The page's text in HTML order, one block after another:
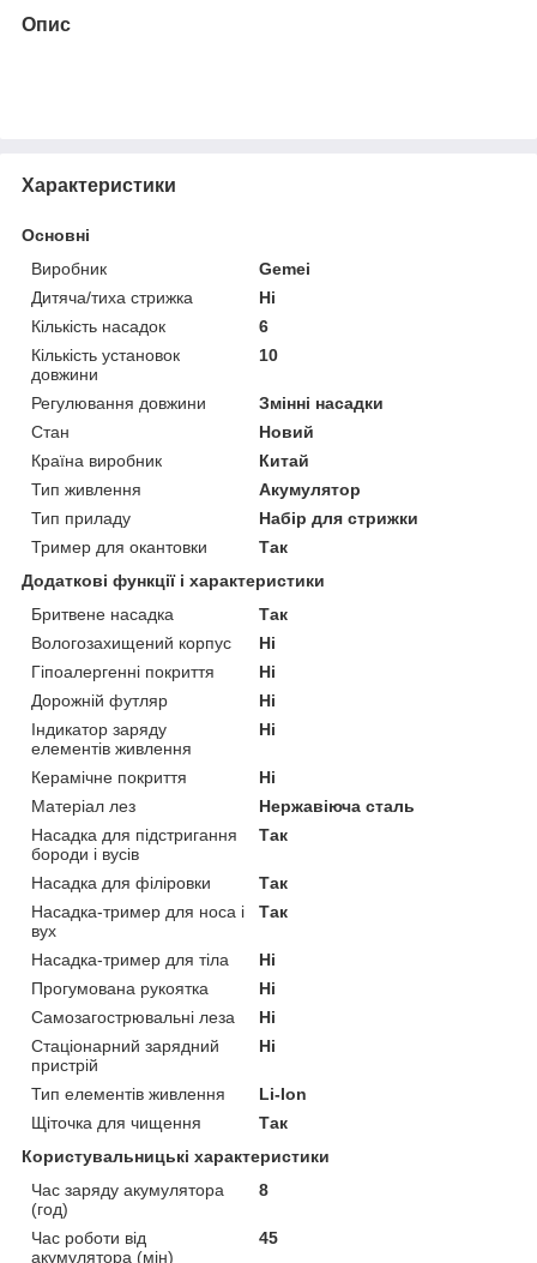
Опис
Характеристики
Основні
Виробник
Gemei
Дитяча/тиха стрижка
Ні
Кількість насадок
6
Кількість установок
довжини
10
Регулювання довжини
Змінні насадки
Стан
Новий
Країна виробник
Китай
Тип живлення
Акумулятор
Тип приладу
Набір для стрижки
Тример для окантовки
Так
Додаткові функції і характеристики
Бритвене насадка
Так
Вологозахищений корпус
Ні
Гіпоалергенні покриття
Ні
Дорожній футляр
Ні
Індикатор заряду
елементів живлення
Ні
Керамічне покриття
Ні
Матеріал лез
Нержавіюча сталь
Насадка для підстригання
бороди і вусів
Так
Насадка для філіровки
Так
Насадка-тример для носа і
вух
Так
Насадка-тример для тіла
Ні
Прогумована рукоятка
Ні
Самозагострювальні леза
Ні
Стаціонарний зарядний
пристрій
Ні
Тип елементів живлення
Li-Ion
Щіточка для чищення
Так
Користувальницькі характеристики
Час заряду акумулятора
(год)
8
Час роботи від
акумулятора (мін)
45